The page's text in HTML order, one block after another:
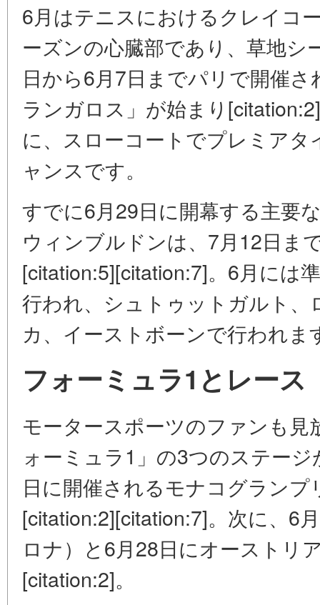
6月はテニスにおけるクレイコ
ーズンの心臓部であり、草地
日から6月7日までパリで開催
ランガロス」が始まり
に、スローコートでプレミア
ャンスです。
すでに6月29日に開幕する主要
ウィンブルドンは、7月12日ま
[citation:5][citation:7]。6月には
行われ、シュトゥットガルト
カ、イーストボーンで行われま
フォーミュラ1とレース
モータースポーツのファンも
ォーミュラ1」の3つのステー
日に開催されるモナコグラン
[citation:2][citation:7]。次に、6
ロナ）と6月28日にオーストリ
[citation:2]。